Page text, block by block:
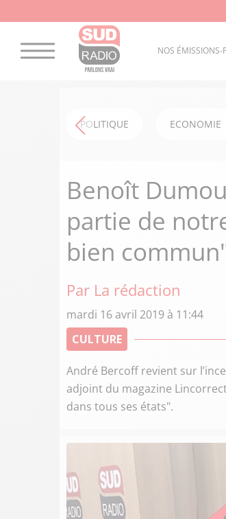
NOS ÉMISSIONS-
POLITIQUE ECONOMIE
Benoît
partie de
bien
Par La rédaction
mardi 16 avril 2019 à 11:44
CULTURE
André Bercoff revient sur
adjoint du magazine
dans tous ses états".